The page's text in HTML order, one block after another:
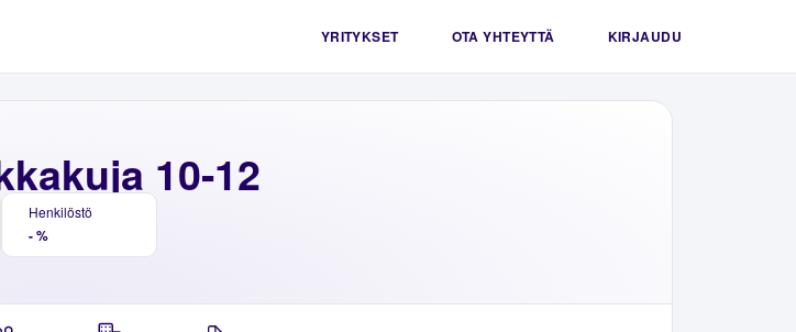
YRITYKSET OTA YHTEYTTÄ KIRJAUDU
10-12
Henkilöstö
- %